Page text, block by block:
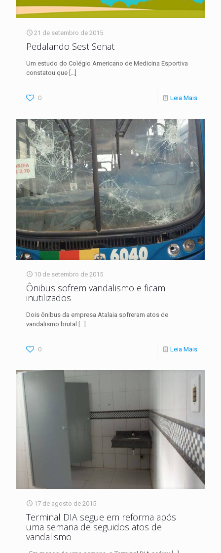
21 de setembro de 2015
Pedalando Sest Senat
Um estudo do Colégio Americano de Medicina Esportiva
constatou que
0 Leia Mais
10 de setembro de 2015
Ônibus sofrem vandalismo e ficam
inutilizados
Dois ônibus da empresa Atalaia sofreram atos de
vandalismo brutal
[…]
0 Leia Mais
17 de agosto de 2015
Terminal DIA segue em reforma após
uma semana de seguidos atos de
vandalismo